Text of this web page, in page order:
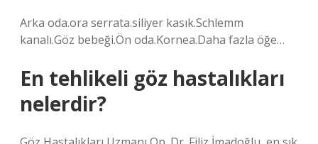
Arka oda.ora serrata.siliyer kasık.Schlemm
kanalı.Göz bebeği.Ön oda.Kornea.Daha fazla öğe…
En tehlikeli göz hastalıkları
nelerdir?